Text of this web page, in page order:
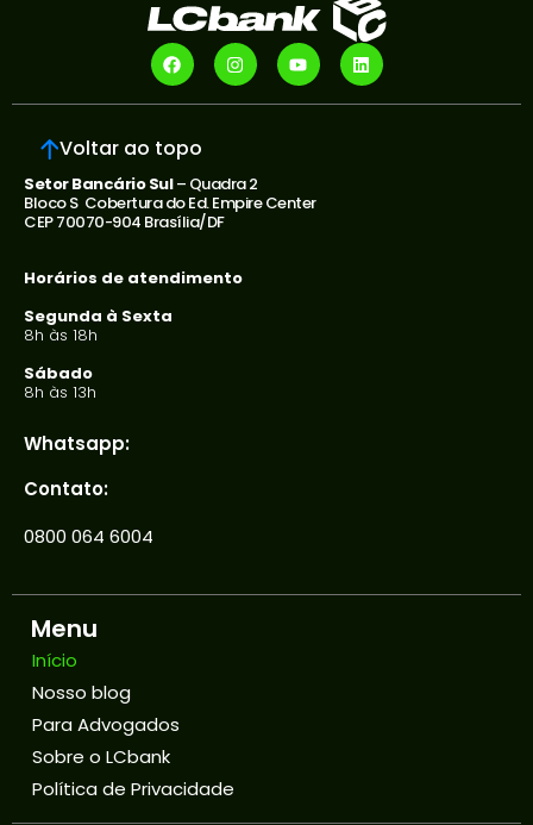
Voltar ao topo
Setor Bancário Sul– Quadra 2
Bloco S Cobertura do Ed. Empire Center
CEP 70070-904 Brasília/DF
Horários de atendimento
Segunda à Sexta
8h às 18h
Sábado
8h às 13h
Whatsapp:
Contato:
0800 064 6004
Menu
Início
Nosso blog
Para Advogados
Sobre o LCbank
Política de Privacidade